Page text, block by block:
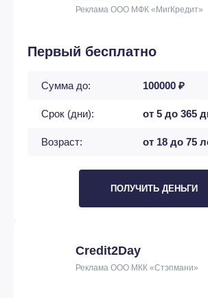
Реклама ООО МФК «МигКредит»
Первый бесплатно
Сумма до: 100000 ₽
Срок (дни): от 5 до 365
Возраст: от 18 до 75
ПОЛУЧИТЬ ДЕНЬГИ
Credit2Day
Реклама ООО МКК «Стэпмани»